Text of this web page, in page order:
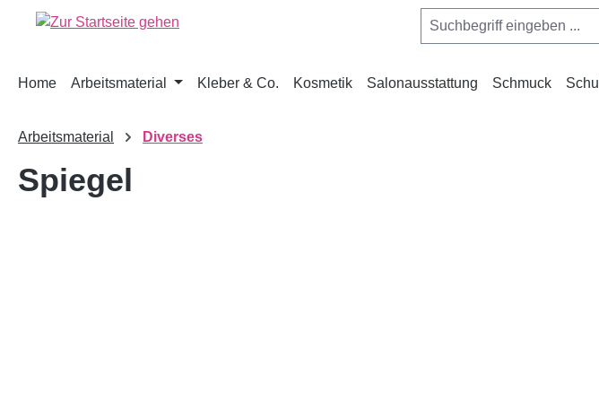
Zur Hauptnavigation springen
Home Arbeitsmaterial Kleber & Co. Kosmetik Salonausstattung Schmuck
Arbeitsmaterial Diverses
Spiegel